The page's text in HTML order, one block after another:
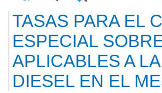
TASAS PARA EL
ESPECIAL
APLICABLES A
DIESEL EN EL